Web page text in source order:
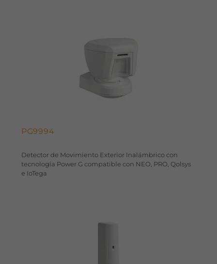
PG9994
Detector de Movimiento Exterior Inalámbrico con
tecnología Power G compatible con NEO, PRO, Qolsys
e IoTega